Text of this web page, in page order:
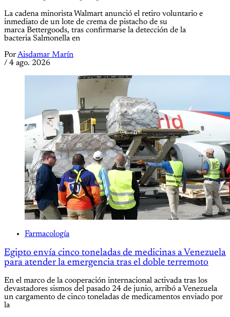
La cadena minorista Walmart anunció el retiro voluntario e
inmediato de un lote de crema de pistacho de su
marca Bettergoods, tras confirmarse la detección de la
bacteria Salmonella en
PorAisdamar Marín
/ 4 ago. 2026
Farmacología
Egipto envía cinco toneladas de medicinas a Venezuela
para atender la emergencia tras el doble terremoto
En el marco de la cooperación internacional activada tras los
devastadores sismos del pasado 24 de junio, arribó a Venezuela
un cargamento de cinco toneladas de medicamentos enviado por
la